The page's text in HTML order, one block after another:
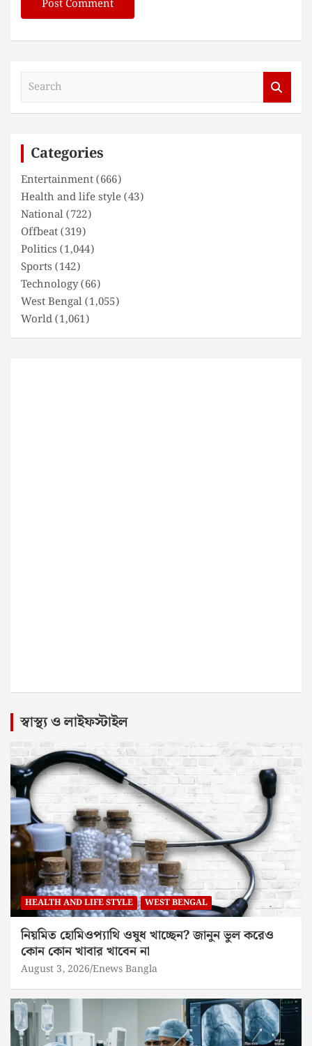
Categories
Entertainment(666)
Health and life style(43)
National(722)
Offbeat(319)
Politics (1,044)
Sports (142)
Technology(66)
West Bengal(1,055)
World(1,061)
স্বাস্থ্য ও লাইফস্টাইল
HEALTH AND LIFE STYLE WEST BENGAL
নিয়মিত হোমিওপ্যাথি ওষুধ খাচ্ছেন? জানুন ভুল করেও
কোন কোন খাবার খাবেন না
August 3, 2026 Enews Bangla